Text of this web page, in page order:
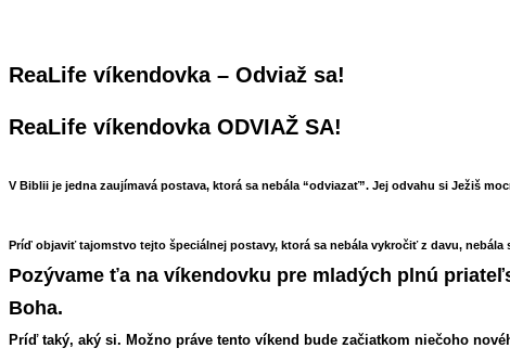
ReaLife víkendovka – Odviaž sa!
ReaLife víkendovka ODVIAŽ SA!
V Biblii je jedna zaujímavá postava, ktorá sa nebála “odviazať”. Jej odvahu si Ježiš
Príď objaviť tajomstvo tejto špeciálnej postavy, ktorá sa nebála vykročiť z davu,
Pozývame ťa na víkendovku pre mladých plnú
Boha.
Príď taký, aký si. Možno práve tento víkend bude začiatkom niečoho nové